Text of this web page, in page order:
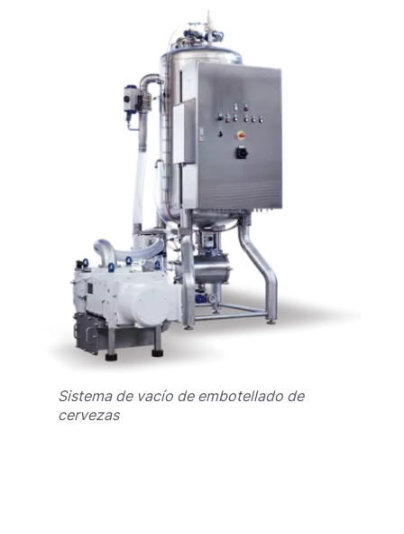
Sistema de vacío de embotellado de
cervezas